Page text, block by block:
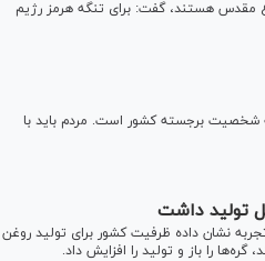
مقدس هستند، گفت: برای تنگه هرمز رژیم
اساس اصل ۱۱۱ شکل گرفته متشکل از سه شخصیت برجسته کشور است. مردم باید با
تولید داشت
نشان داده ظرفیت کشور برای تولید روغن
را باز و تولید را افزایش داد.